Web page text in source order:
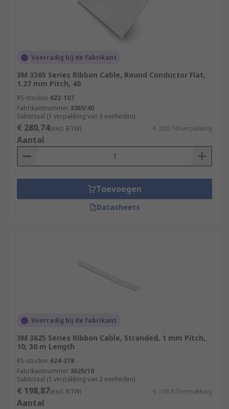
Voorradig bij de fabrikant
3M 3365 Series Ribbon Cable, Round Conductor Flat,
1.27 mm Pitch, 40
RS-stocknr. 622-107
Fabrikantnummer 3365/40
Subtotaal (1 verpakking van 3 eenheden)
€ 280,74(excl. BTW) € 280,74/verpakking
Aantal
Toevoegen
Datasheets
Voorradig bij de fabrikant
3M 3625 Series Ribbon Cable, Stranded, 1 mm Pitch,
10, 30 m Length
RS-stocknr. 624-378
Fabrikantnummer 3625/10
Subtotaal (1 verpakking van 2 eenheden)
€ 198,87(excl. BTW) € 198,87/verpakking
Aantal